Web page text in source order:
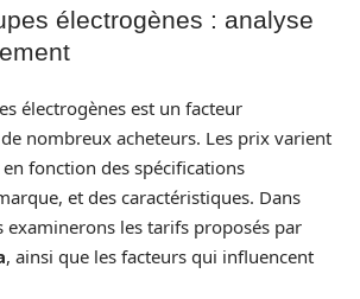
électrogènes : analyse
électrogènes est un facteur
nombreux acheteurs. Les prix varient
fonction des spécifications
et des caractéristiques. Dans
examinerons les tarifs proposés par
, ainsi que les facteurs qui influencent